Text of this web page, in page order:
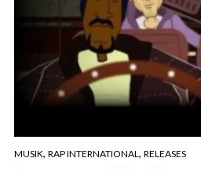
MUSIK, RAP INTERNATIONAL, RELEASES